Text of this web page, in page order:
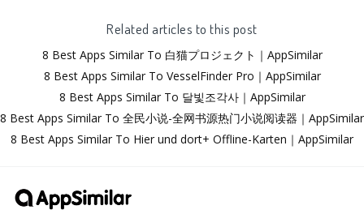
Related articles to this post
8 Best Apps Similar To 白猫プロジェクト｜AppSimilar
8 Best Apps Similar To VesselFinder Pro｜AppSimilar
8 Best Apps Similar To 달빛조각사｜AppSimilar
8 Best Apps Similar To 全民小说-全网书源热门小说阅读器｜AppSimilar
8 Best Apps Similar To Hier und dort+ Offline-Karten｜AppSimilar